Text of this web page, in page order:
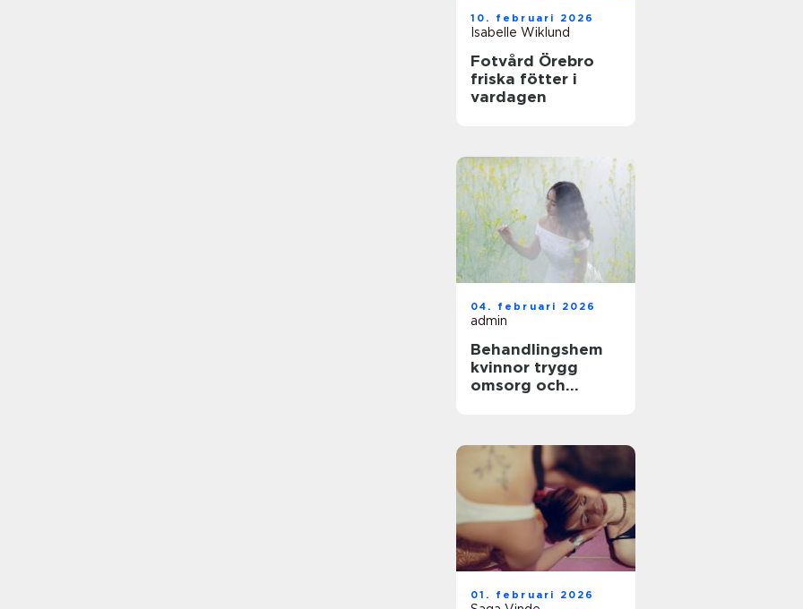
10. februari 2026
Isabelle Wiklund
Fotvård Örebro
friska fötter i
vardagen
04. februari 2026
admin
Behandlingshem
kvinnor trygg
omsorg och
01. februari 2026